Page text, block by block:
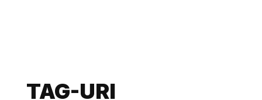
TAG-URI